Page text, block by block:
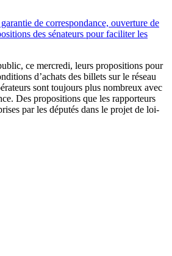
de correspondance, ouverture de
des sénateurs pour faciliter les
ce mercredi, leurs propositions pour
d’achats des billets sur le réseau
sont toujours plus nombreux avec
Des propositions que les rapporteurs
par les députés dans le projet de loi-